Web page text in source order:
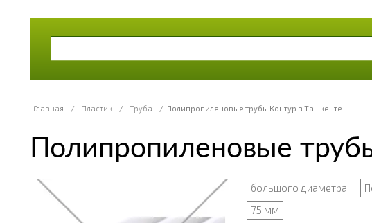
Главная / Пластик / Труба / Полипропиленовые трубы Контур в Ташкенте
Полипропиленовые
большого диаметра
75 мм